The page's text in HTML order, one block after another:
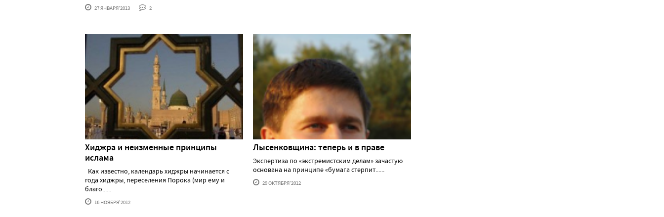
27 ЯНВАРЯ'2013 2
Хиджра и неизменные принципы
ислама
Как известно, календарь хиджры начинается с
года хиджры, переселения Порока (мир ему и
благо......
16 НОЯБРЯ'2012
Лысенковщина: теперь и в праве
Экспертиза по «экстремистским делам» зачастую
основана на принципе «бумага стерпит......
29 ОКТЯБРЯ'2012